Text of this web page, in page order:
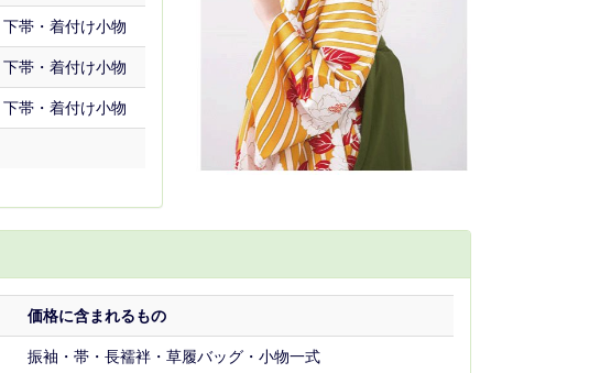
帯・着付け小物
帯・着付け小物
帯・着付け小物
価格に含まれるもの
振袖・帯・長襦袢・草履バッグ・小物一式